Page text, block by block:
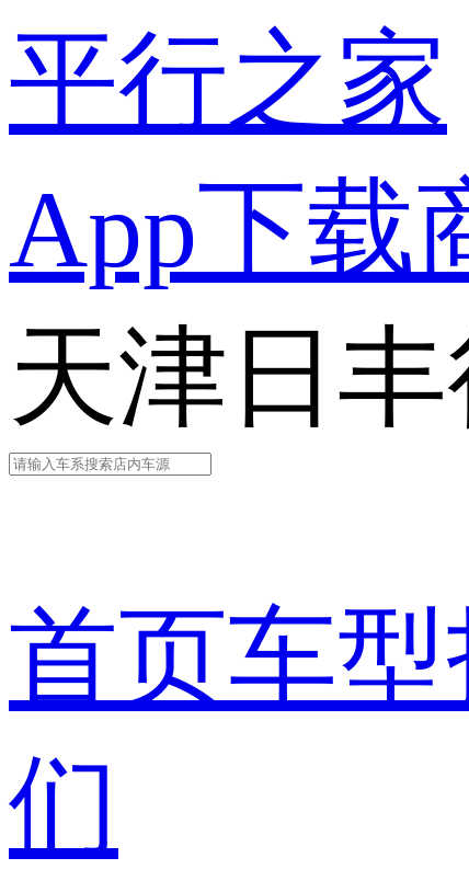
平行之家
App下载
天津日
首页车
们